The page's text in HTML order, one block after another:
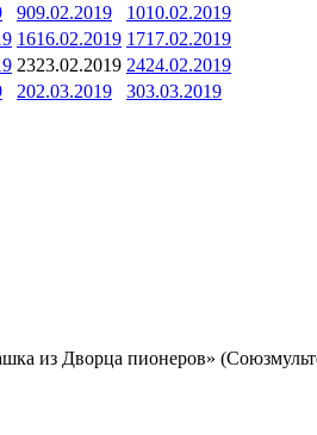
909.02.2019 1010.02.2019
1616.02.2019 1717.02.2019
2323.02.2019 2424.02.2019
202.03.2019 303.03.2019
из Дворца пионеров»